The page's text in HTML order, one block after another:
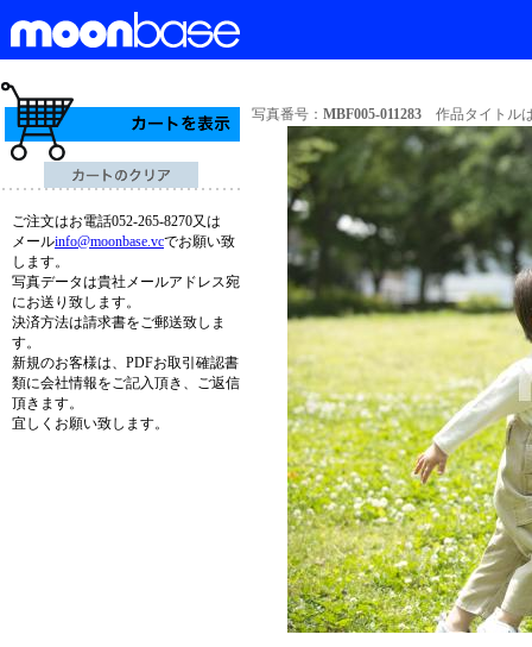
ご注文はお電話052-265-8270又は
メールinfo@moonbase.vcでお願い致
します。
写真データは貴社メールアドレス宛
にお送り致します。
決済方法は請求書をご郵送致しま
す。
新規のお客様は、PDFお取引確認書
類に会社情報をご記入頂き、ご返信
頂きます。
宜しくお願い致します。
写真番号： MBF005-011283 作品タイトル